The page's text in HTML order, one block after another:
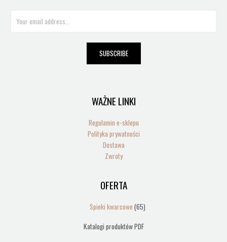
SUBSCRIBE
WAŻNE LINKI
Regulamin e-sklepu
Polityka prywatności
Dostawa
Zwroty
OFERTA
Spieki kwarcowe 65
Katalogi produktów PDF